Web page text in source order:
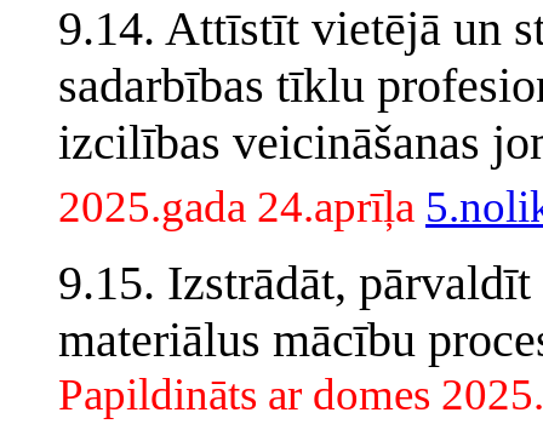
9.14. Attīstīt vietējā un
sadarbības tīklu
izcilības veicināšanas
2025.gada 24.aprīļa
9.15. Izstrādāt,
materiālus mācību
Papildināts ar domes